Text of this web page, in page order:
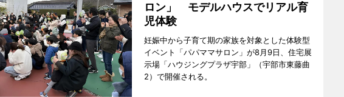
ロン」 モデルハウスでリアル育
児体験
妊娠中から子育て期の家族を対象とした体験型
イベント「パパママサロン」が8月9日、住宅展
示場「ハウジングプラザ宇部」（宇部市東藤曲
2）で開催される。